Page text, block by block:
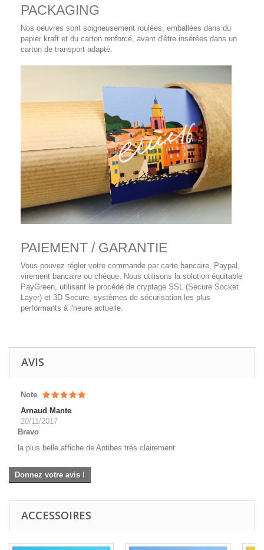
PACKAGING
Nos oeuvres sont soigneusement roulées, emballées dans du
papier kraft et du carton renforcé, avant d'être insérées dans un
carton de transport adapté.
PAIEMENT / GARANTIE
Vous pouvez régler votre commande par carte bancaire, Paypal,
virement bancaire ou chèque. Nous utilisons la solution équitable
PayGreen, utilisant le procédé de cryptage SSL (Secure Socket
Layer) et 3D Secure, systèmes de sécurisation les plus
performants à l'heure actuelle.
AVIS
Note
Arnaud Mante
20/11/2017
Bravo
la plus belle affiche de Antibes très clairement
Donnez votre avis !
ACCESSOIRES